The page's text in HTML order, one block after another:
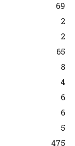
69
2
2
65
8
4
6
6
5
475